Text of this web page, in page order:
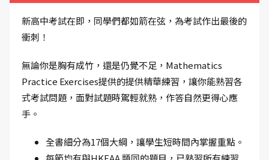
新高中考試在即，同學們都如箭在弦，為考試作出最後的
衝刺！
無論你是胸有成竹，還是仍覺不足，Mathematics
Practice Exercises提供的提供精華練習，讓你能熟習各
式考試問題，面對試題時駕輕就熟，作答自然更得心應
手。
全書細分為17個大綱，讓學生短時間內掌握重點。